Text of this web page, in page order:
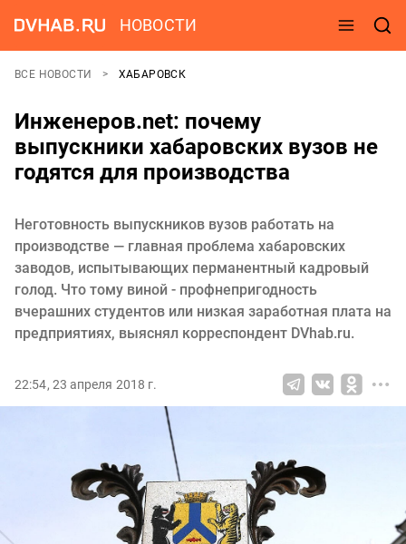
НОВОСТИ
ВСЕ НОВОСТИ ХАБАРОВСК
Инженеров.net: почему
выпускники хабаровских вузов не
годятся для производства
Неготовность выпускников вузов работать на
производстве — главная проблема хабаровских
заводов, испытывающих перманентный кадровый
голод. Что тому виной - профнепригодность
вчерашних студентов или низкая заработная плата на
предприятиях, выяснял корреспондент DVhab.ru.
22:54, 23 апреля 2018 г.